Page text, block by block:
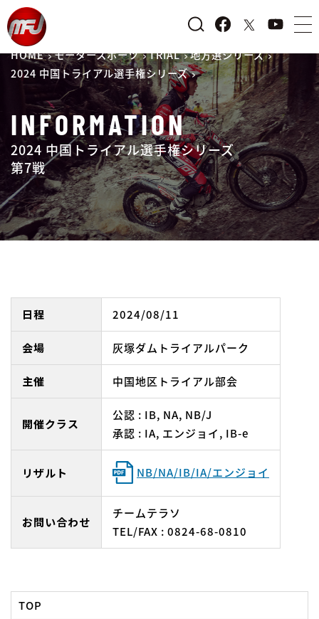
HOME モータースポーツ TRIAL
地方選シリーズ
2024 中国トライアル選手権シリーズ
INFORMATION
2024 中国トライアル選手権シリーズ
第7戦
日程 2024/08/11
会場 灰塚ダムトライアルパーク
主催 中国地区トライアル部会
開催クラス
公認 : IB, NA, NB/J
承認 : IA, エンジョイ, IB-e
リザルト NB/NA/IB/IA/エンジョイ
お問い合わせ
チームテラソ
TEL/FAX : 0824-68-0810
TOP